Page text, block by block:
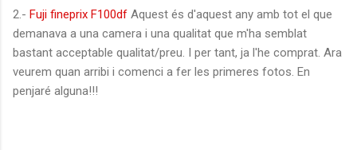
2.- Fuji fineprix F100df Aquest és d'aquest any amb tot el que
demanava a una camera i una qualitat que m'ha semblat
bastant acceptable qualitat/preu. I per tant, ja l'he comprat. Ara
veurem quan arribi i comenci a fer les primeres fotos. En
penjaré alguna!!!